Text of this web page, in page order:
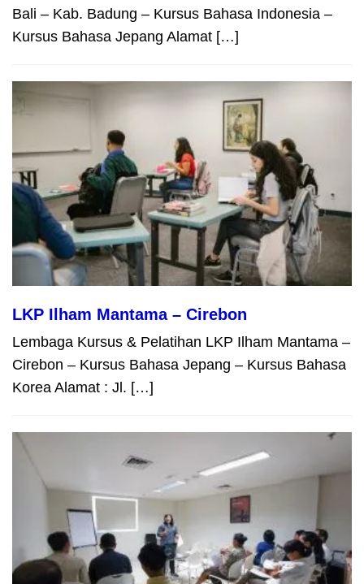
Bali – Kab. Badung – Kursus Bahasa Indonesia –
Kursus Bahasa Jepang Alamat […]
LKP Ilham Mantama – Cirebon
Lembaga Kursus & Pelatihan LKP Ilham Mantama –
Cirebon – Kursus Bahasa Jepang – Kursus Bahasa
Korea Alamat : Jl. […]